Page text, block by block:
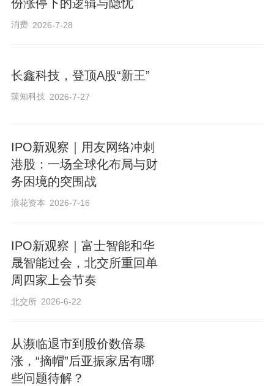
份涨停下的逻辑与隐忧
消费 2026-7-28
长鑫科技，登顶A股“新王”
藻知科技 2026-7-27
IPO新观察｜用友网络冲刺
港股：一场全球化布局与财
务困境的突围战
浪花资本 2026-7-16
IPO新观察｜富士智能和华
晟智能过会，北交所重回单
周四家上会节奏
北交所 2026-6-22
从濒临退市到股价数倍暴
涨，“摘帽”后亚振家居有哪
些问题待解？